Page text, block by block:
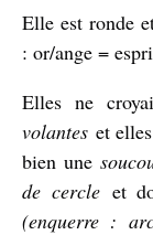
Elle est ronde
: or/ange =
Elles ne
volantes et
bien une
de cercleet
(enquerre :